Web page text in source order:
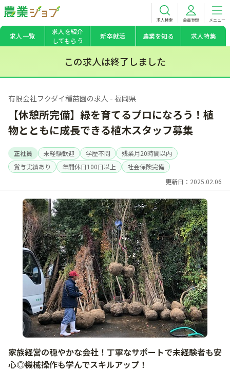
求人検索 会員登録 メニュー
求人一覧
求人を紹介
してもらう
新卒就活 農業を知る 求人特集
この求人は終了しました
有限会社フクダイ種苗園の求人 - 福岡県
【休憩所完備】緑を育てるプロになろう！植
物とともに成長できる植木スタッフ募集
正社員 未経験歓迎 学歴不問
残業月20時間以内
賞与実績あり
年間休日100日以上
社会保険完備
更新日：2025.02.06
家族経営の穏やかな会社！丁寧なサポートで未経験者も安
心◎機械操作も学んでスキルアップ！